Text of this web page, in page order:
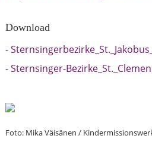
Download
-
- Sternsinger-
Foto: Mika Väisänen /